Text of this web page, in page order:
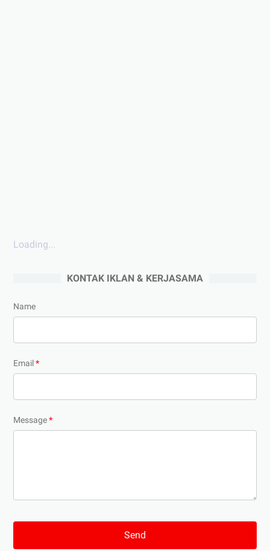
Loading...
KONTAK IKLAN & KERJASAMA
Name
Email *
Message*